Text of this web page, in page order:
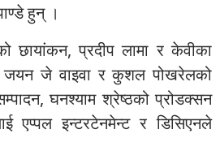
हुन् ।
छायांकन, प्रदीप लामा र केवीका
जयन जे वाइवा र कुशल पोखरेलको
घनश्याम श्रेष्ठको प्रोडक्सन
एप्पल इन्टरटेनमेन्ट र डिसिएनले